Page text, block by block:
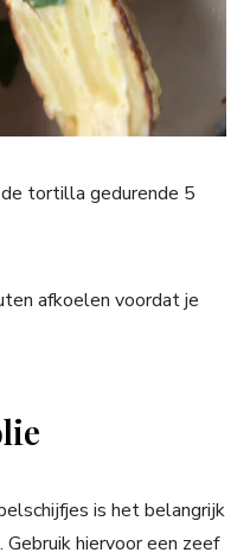
tortilla gedurende 5
afkoelen voordat je
is het belangrijk
hiervoor een zeef